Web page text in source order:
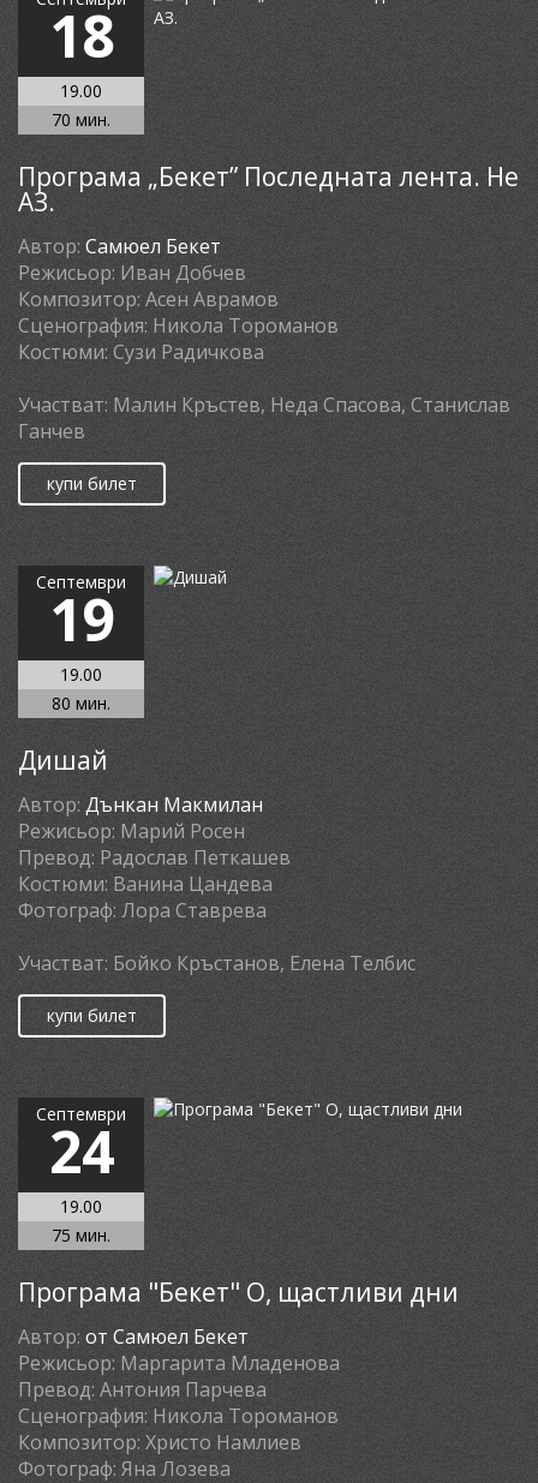
18
19.00
70 мин.
Програма „Бекет” Последната лента. Не
АЗ.
Автор: Самюел Бекет
Режисьор: Иван Добчев
Композитор: Асен Аврамов
Сценография: Никола Тороманов
Костюми: Сузи Радичкова
Участват: Малин Кръстев, Неда Спасова, Станислав
Ганчев
купи билет
Септември
19
19.00
80 мин.
Дишай
Автор: Дънкан Макмилан
Режисьор: Марий Росен
Превод: Радослав Петкашев
Костюми: Ванина Цандева
Фотограф: Лора Ставрева
Участват: Бойко Кръстанов, Елена Телбис
купи билет
Септември
24
19.00
75 мин.
Програма "Бекет" О, щастливи дни
Автор: от Самюел Бекет
Режисьор: Маргарита Младенова
Превод: Антония Парчева
Сценография: Никола Тороманов
Композитор: Христо Намлиев
Фотограф: Яна Лозева